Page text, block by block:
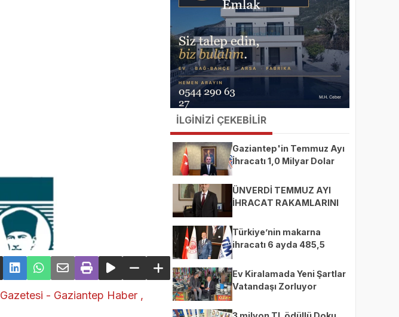
İLGİNİZİ ÇEKEBİLİR
Gaziantep'in Temmuz Ayı
İhracatı 1,0 Milyar Dolar
ÜNVERDİ TEMMUZ AYI
İHRACAT RAKAMLARINI
Türkiye’nin makarna
ihracatı 6 ayda 485,5
Ev Kiralamada Yeni Şartlar
Vatandaşı Zorluyor